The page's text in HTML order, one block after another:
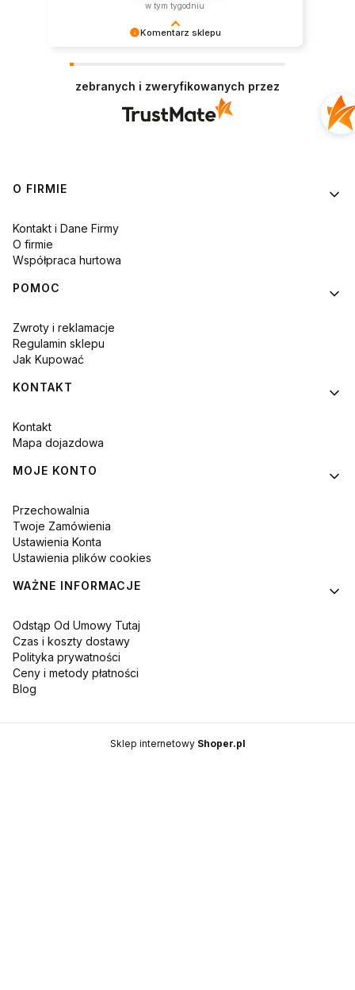
Komentarz sklepu
w tym tygodniu
zebranych i zweryfikowanych przez
Linki w stopce
O FIRMIE
Kontakt i Dane Firmy
O firmie
Współpraca hurtowa
POMOC
Zwroty i reklamacje
Regulamin sklepu
Jak Kupować
KONTAKT
Kontakt
Mapa dojazdowa
MOJE KONTO
Przechowalnia
Twoje Zamówienia
Ustawienia Konta
Ustawienia plików cookies
WAŻNE INFORMACJE
Odstąp Od Umowy Tutaj
Czas i koszty dostawy
Polityka prywatności
Ceny i metody płatności
Blog
Sklep internetowy Shoper.pl